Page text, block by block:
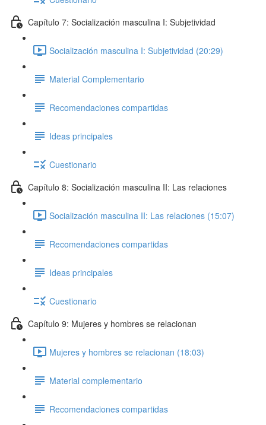
Capítulo 7: Socialización masculina I: Subjetividad
Socialización masculina I: Subjetividad (20:29)
Material Complementario
Recomendaciones compartidas
Ideas principales
Cuestionario
Capítulo 8: Socialización masculina II: Las relaciones
Socialización masculina II: Las relaciones (15:07)
Recomendaciones compartidas
Ideas principales
Cuestionario
Capítulo 9: Mujeres y hombres se relacionan
Mujeres y hombres se relacionan (18:03)
Material complementario
Recomendaciones compartidas